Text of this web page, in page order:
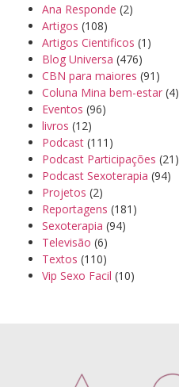
Ana Responde (2)
Artigos (108)
Artigos Cientificos (1)
Blog Universa (476)
CBN para maiores (91)
Coluna Mina bem-estar (4)
Eventos (96)
livros (12)
Podcast (111)
Podcast Participações (21)
Podcast Sexoterapia (94)
Projetos (2)
Reportagens (181)
Sexoterapia (94)
Televisão (6)
Textos (110)
Vip Sexo Facil (10)